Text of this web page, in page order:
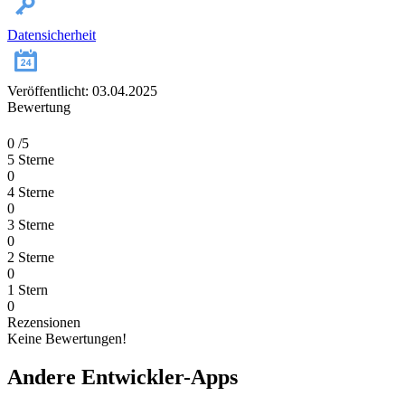
Datensicherheit
Veröffentlicht: 03.04.2025
Bewertung
0 /5
5 Sterne
0
4 Sterne
0
3 Sterne
0
2 Sterne
0
1 Stern
0
Rezensionen
Keine Bewertungen!
Andere Entwickler-Apps